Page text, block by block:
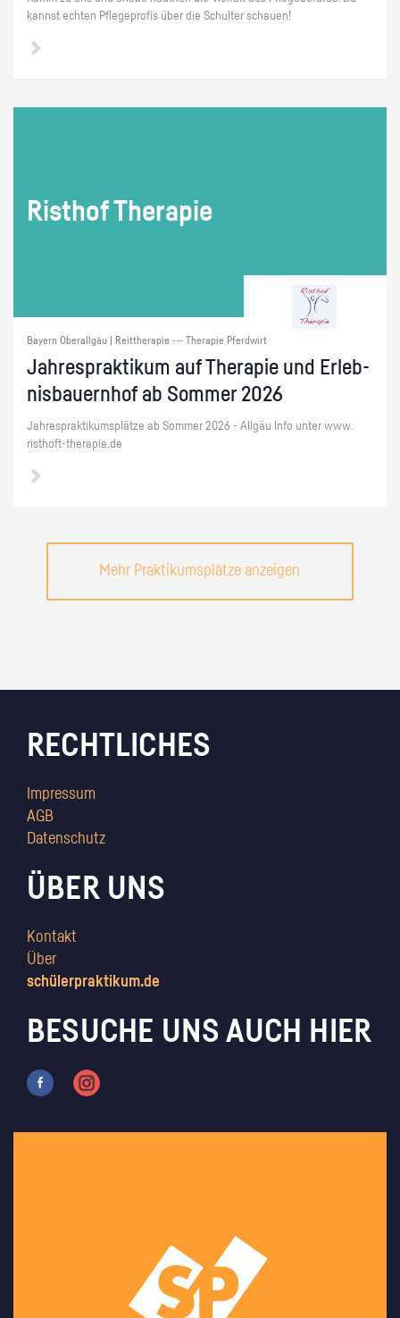
kannst ech­ten Pfle­ge­pro­fis über die Schul­ter schau­en!
Ris­t­hof The­ra­pie
Bayern Oberallgäu | Reittherapie --- Therapie Pferdwirt
Jah­resprak­ti­kum auf The­ra­pie und Er­leb­
nis­bau­ern­hof ab Som­mer 2026
Jah­resprak­ti­kums­plät­ze ab Som­mer 2026 - All­gäu Info unter www.​
risthoft-​therapie.​de
Mehr Praktikumsplätze anzeigen
RECHTLICHES
Impressum
AGB
Datenschutz
ÜBER UNS
Kontakt
Über
schülerpraktikum.de
BESUCHE UNS AUCH HIER